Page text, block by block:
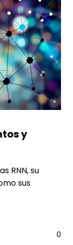
y
RNN, su
sus
0